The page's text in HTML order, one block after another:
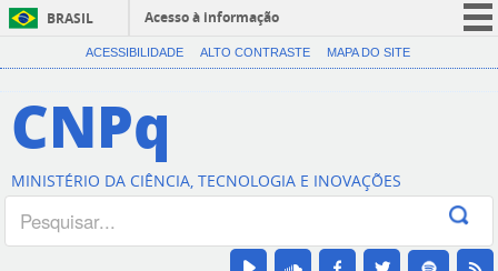
BRASIL
Acesso à informação
CORONAVÍRUS (COVID-19)
Canais
ACESSIBILIDADE ALTO CONTRASTE MAPA DO SITE
CNPq
MINISTÉRIO DA CIÊNCIA, TECNOLOGIA E INOVAÇÕES